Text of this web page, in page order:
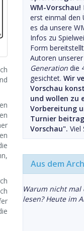
WM-Vorschau!
erst einmal den
es da unsere
Infos zu
Form
Autoren unserer
Generation die
gesichtet. Wir
Vorschau
und wollen zu
Vorbereitung
Turnier
Vorschau". Viel
Aus dem
Warum nicht mal
lesen? Heute im